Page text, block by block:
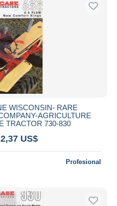
WISCONSIN- RARE
AGRICULTURE
TRACTOR 730-830
US$
Profesional